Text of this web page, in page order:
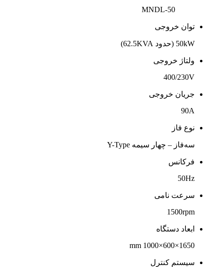
MNDL-50
توان خروجی
50kW (حدود 62.5KVA)
ولتاژ خروجی
400/230V
جریان خروجی
90A
نوع فاز
سه‌فاز – چهار سیمه Y-Type
فرکانس
50Hz
سرعت نامی
1500rpm
ابعاد دستگاه
1650×600×1000 mm
سیستم کنترل